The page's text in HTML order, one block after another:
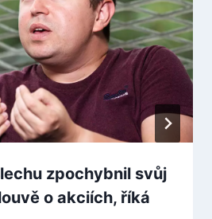
zpochybnil svůj
o akciích, říká